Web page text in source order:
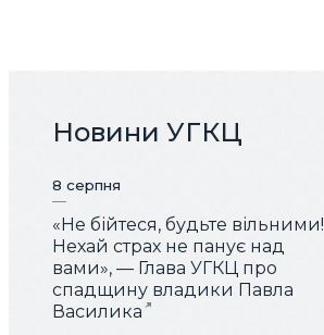
Новини УГКЦ
8 серпня
«Не бійтеся, будьте вільними!
Нехай страх не панує над
вами», — Глава УГКЦ про
спадщину владики Павла
Василика